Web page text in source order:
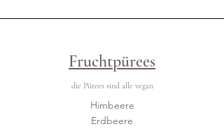
Fruchtpürees
die Pürees sind alle vegan
Himbeere
Erdbeere